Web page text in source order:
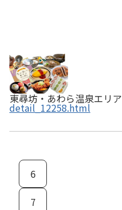
東尋坊・あわら温泉エリア
detail_12258.html
6
7